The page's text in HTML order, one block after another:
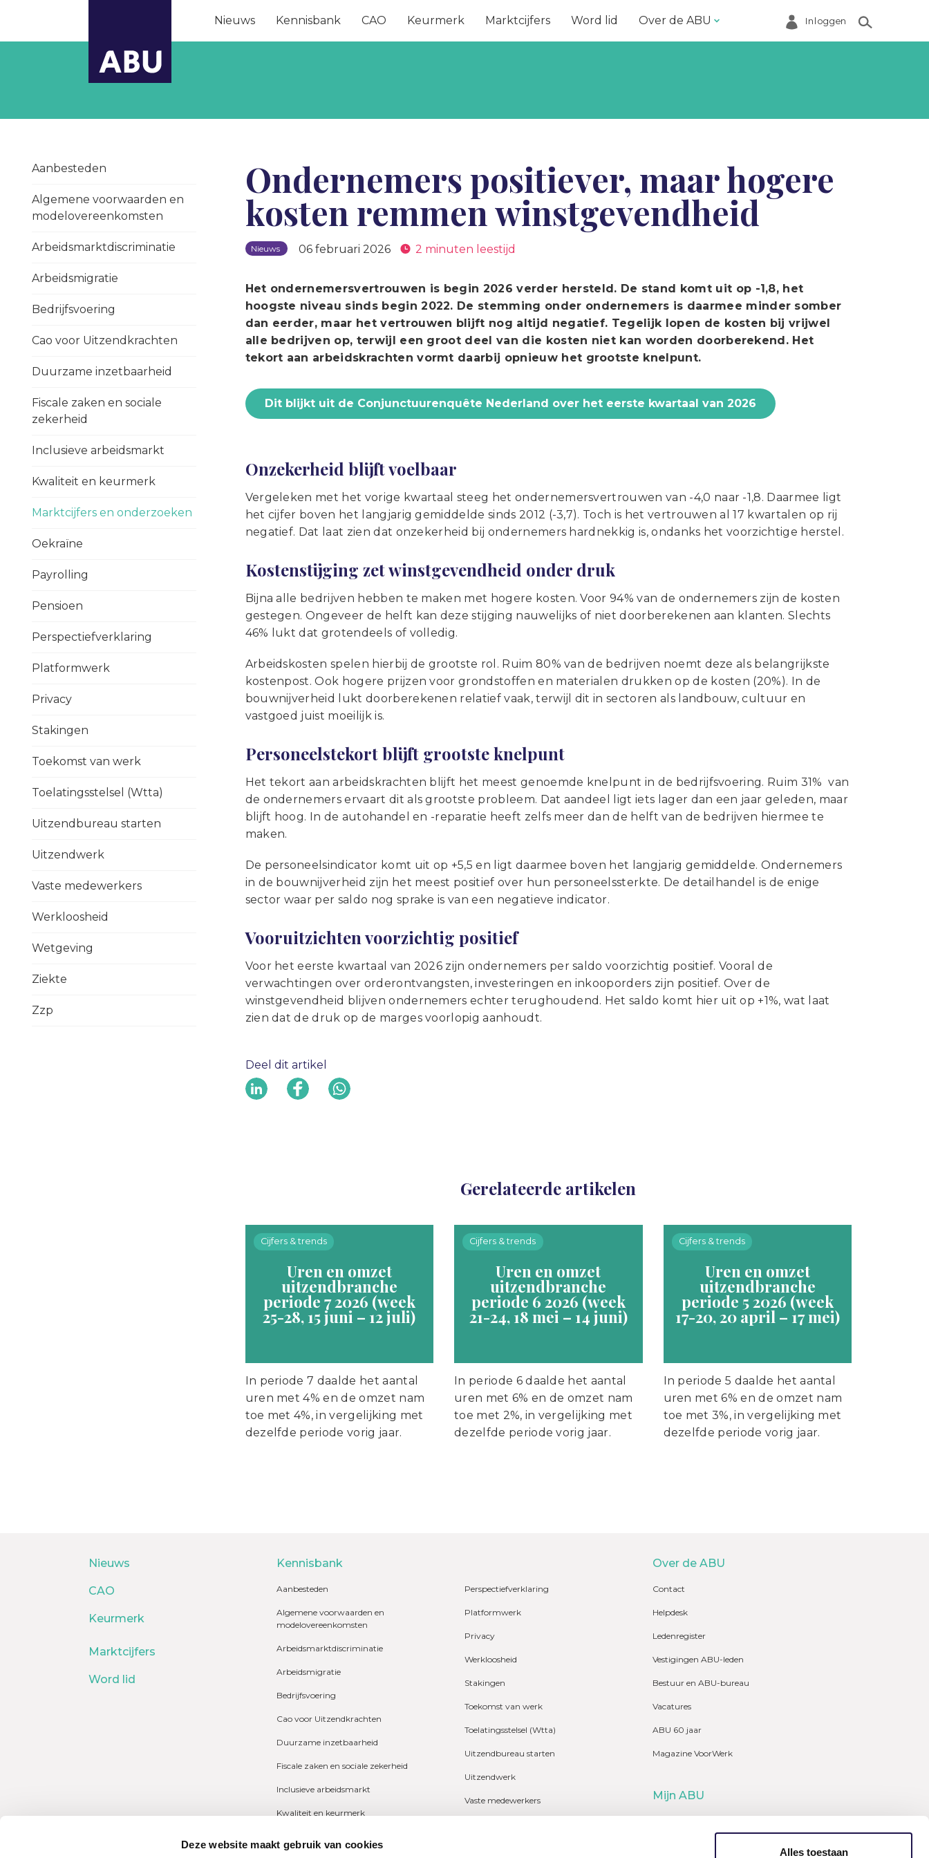
Deze website maakt gebruik van cookies
Alles toestaan
Nieuws Kennisbank CAO Keurmerk Marktcijfers Word lid Over de ABU
Helpdesk
Ledenservice
Magazine VoorWerk
Over de ABU
Statuten en reglementen
Vacatures
Vestigingen ABU-leden
Webshop
Inloggen
Aanbesteden
Algemene voorwaarden en
modelovereenkomsten
Arbeidsmarktdiscriminatie
Arbeidsmigratie
Bedrijfsvoering
Cao voor Uitzendkrachten
Duurzame inzetbaarheid
Fiscale zaken en sociale
zekerheid
Inclusieve arbeidsmarkt
Kwaliteit en keurmerk
Marktcijfers en onderzoeken
Oekraïne
Payrolling
Pensioen
Perspectiefverklaring
Platformwerk
Privacy
Stakingen
Toekomst van werk
Toelatingsstelsel (Wtta)
Uitzendbureau starten
Uitzendwerk
Vaste medewerkers
Werkloosheid
Wetgeving
Ziekte
Zzp
Ondernemers positiever, maar hogere
kosten remmen winstgevendheid
Nieuws 06 februari 2026 2 minuten leestijd
Het ondernemersvertrouwen is begin 2026 verder hersteld. De stand komt uit op -1,8, het
hoogste niveau sinds begin 2022. De stemming onder ondernemers is daarmee minder somber
dan eerder, maar het vertrouwen blijft nog altijd negatief. Tegelijk lopen de kosten bij vrijwel
alle bedrijven op, terwijl een groot deel van die kosten niet kan worden doorberekend. Het
tekort aan arbeidskrachten vormt daarbij opnieuw het grootste knelpunt.
Dit blijkt uit de Conjunctuurenquête Nederland over het eerste kwartaal van 2026
Onzekerheid blijft voelbaar
Vergeleken met het vorige kwartaal steeg het ondernemersvertrouwen van -4,0 naar -1,8. Daarmee ligt
het cijfer boven het langjarig gemiddelde sinds 2012 (-3,7). Toch is het vertrouwen al 17 kwartalen op rij
negatief. Dat laat zien dat onzekerheid bij ondernemers hardnekkig is, ondanks het voorzichtige herstel.
Kostenstijging zet winstgevendheid onder druk
Bijna alle bedrijven hebben te maken met hogere kosten. Voor 94% van de ondernemers zijn de kosten
gestegen. Ongeveer de helft kan deze stijging nauwelijks of niet doorberekenen aan klanten. Slechts
46% lukt dat grotendeels of volledig.
Arbeidskosten spelen hierbij de grootste rol. Ruim 80% van de bedrijven noemt deze als belangrijkste
kostenpost. Ook hogere prijzen voor grondstoffen en materialen drukken op de kosten (20%). In de
bouwnijverheid lukt doorberekenen relatief vaak, terwijl dit in sectoren als landbouw, cultuur en
vastgoed juist moeilijk is.
Personeelstekort blijft grootste knelpunt
Het tekort aan arbeidskrachten blijft het meest genoemde knelpunt in de bedrijfsvoering. Ruim 31% van
de ondernemers ervaart dit als grootste probleem. Dat aandeel ligt iets lager dan een jaar geleden, maar
blijft hoog. In de autohandel en -reparatie heeft zelfs meer dan de helft van de bedrijven hiermee te
maken.
De personeelsindicator komt uit op +5,5 en ligt daarmee boven het langjarig gemiddelde. Ondernemers
in de bouwnijverheid zijn het meest positief over hun personeelssterkte. De detailhandel is de enige
sector waar per saldo nog sprake is van een negatieve indicator.
Vooruitzichten voorzichtig positief
Voor het eerste kwartaal van 2026 zijn ondernemers per saldo voorzichtig positief. Vooral de
verwachtingen over orderontvangsten, investeringen en inkooporders zijn positief. Over de
winstgevendheid blijven ondernemers echter terughoudend. Het saldo komt hier uit op +1%, wat laat
zien dat de druk op de marges voorlopig aanhoudt.
Deel dit artikel
Gerelateerde artikelen
Cijfers & trends
Uren en omzet
uitzendbranche
periode 7 2026 (week
25-28, 15 juni – 12 juli)
In periode 7 daalde het aantal
uren met 4% en de omzet nam
toe met 4%, in vergelijking met
dezelfde periode vorig jaar.
Cijfers & trends
Uren en omzet
uitzendbranche
periode 6 2026 (week
21-24, 18 mei – 14 juni)
In periode 6 daalde het aantal
uren met 6% en de omzet nam
toe met 2%, in vergelijking met
dezelfde periode vorig jaar.
Cijfers & trends
Uren en omzet
uitzendbranche
periode 5 2026 (week
17-20, 20 april – 17 mei)
In periode 5 daalde het aantal
uren met 6% en de omzet nam
toe met 3%, in vergelijking met
dezelfde periode vorig jaar.
Nieuws
CAO
Keurmerk
Marktcijfers
Word lid
Kennisbank
Aanbesteden
Algemene voorwaarden en
modelovereenkomsten
Arbeidsmarktdiscriminatie
Arbeidsmigratie
Bedrijfsvoering
Cao voor Uitzendkrachten
Duurzame inzetbaarheid
Fiscale zaken en sociale zekerheid
Inclusieve arbeidsmarkt
Kwaliteit en keurmerk
Perspectiefverklaring
Platformwerk
Privacy
Werkloosheid
Stakingen
Toekomst van werk
Toelatingsstelsel (Wtta)
Uitzendbureau starten
Uitzendwerk
Vaste medewerkers
Over de ABU
Contact
Helpdesk
Ledenregister
Vestigingen ABU-leden
Bestuur en ABU-bureau
Vacatures
ABU 60 jaar
Magazine VoorWerk
Mijn ABU